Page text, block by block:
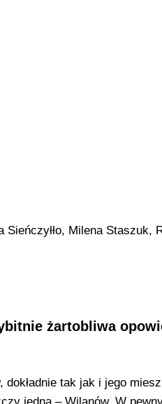
Milena Staszuk,
żartobliwa
dokładnie tak jak i jego
jedna – Wilanów. W